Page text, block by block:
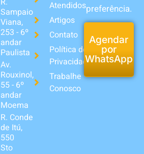
Sampaio
Viana,
253 - 6º
andar
Paulista
Av.
Rouxinol,
55 - 6º
andar
Moema
R. Conde
de Itú,
550
Sto
Atendidos
Artigos
Contato
Política de
Privacidade
Trabalhe
Conosco
preferência.
Agendar
por
WhatsApp